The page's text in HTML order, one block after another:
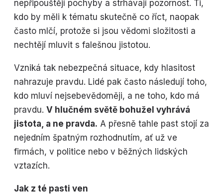
nepřipouštějí pochyby a strhávají pozornost. Ti,
kdo by měli k tématu skutečně co říct, naopak
často mlčí, protože si jsou vědomi složitosti a
nechtějí mluvit s falešnou jistotou.
Vzniká tak nebezpečná situace, kdy hlasitost
nahrazuje pravdu. Lidé pak často následují toho,
kdo mluví nejsebevědoměji, a ne toho, kdo má
pravdu. V hlučném světě bohužel vyhrává
jistota, a ne pravda. A přesně tahle past stojí za
nejedním špatným rozhodnutím, ať už ve
firmách, v politice nebo v běžných lidských
vztazích.
Jak z té pasti ven